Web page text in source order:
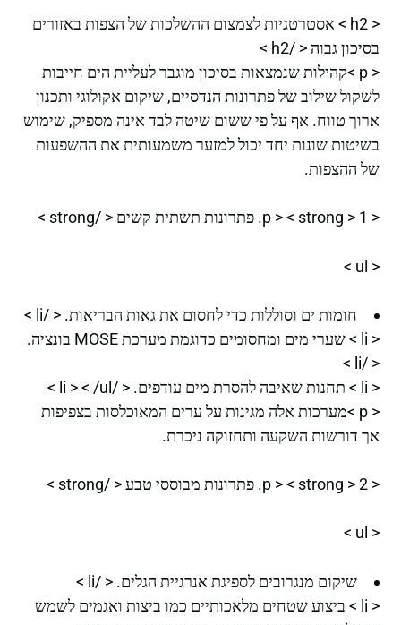
< h2 > אסטרטגיות לצמצום ההשלכות של הצפות באזורים
בסיכון גבוה < /h2 >
< p >קהילות שנמצאות בסיכון מוגבר לעליית הים חייבות
לשקול שילוב של פתרונות הנדסיים, שיקום אקולוגי ותכנון
ארוך טווח. אף על פי ששום שיטה לבד אינה מספיק, שימוש
בשיטות שונות יחד יכול למזער משמעותית את ההשפעות
של ההצפות.
< p > < strong > 1. פתרונות תשתית קשים < /strong >
< ul >
חומות ים וסוללות כדי לחסום את גאות הבריאות. < /li >
< li > שערי מים ומחסומים כדוגמת מערכת MOSE בונציה.
< /li >
< li > תחנות שאיבה להסרת מים עודפים. < /li > < /ul >
< p >מערכות אלה מגינות על ערים המאוכלסות בצפיפות
אך דורשות השקעה ותחזוקה ניכרת.
< p > < strong > 2. פתרונות מבוססי טבע < /strong >
< ul >
שיקום מנגרובים לספיגת אנרגיית הגלים. < /li >
< li > ביצוע שטחים מלאכותיים כמו ביצות ואגמים לשמש